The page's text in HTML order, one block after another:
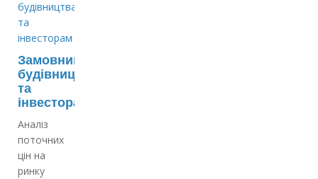
Замовникам
будівництва
та
інвесторам
Аналіз
поточних
цін на
ринку